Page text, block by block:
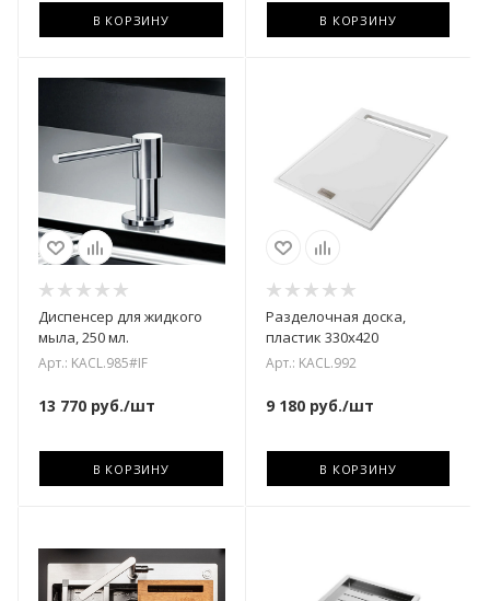
В КОРЗИНУ В КОРЗИНУ
Диспенсер для жидкого
мыла, 250 мл.
Арт.: KACL.985#IF
13 770 руб./шт
В КОРЗИНУ
Разделочная доска,
пластик 330х420
Арт.: KACL.992
9 180руб./шт
В КОРЗИНУ